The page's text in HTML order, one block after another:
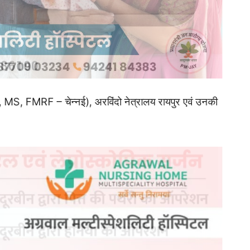
MS, FMRF – चेन्नई), अरविंदो नेत्रालय रायपुर एवं उनकी